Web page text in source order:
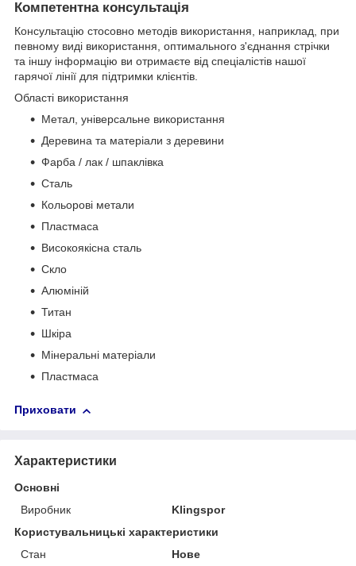
Компетентна консультація
Консультацію стосовно методів використання, наприклад, при
певному виді використання, оптимального з'єднання стрічки
та іншу інформацію ви отримаєте від спеціалістів нашої
гарячої лінії для підтримки клієнтів.
Області використання
Метал, універсальне використання
Деревина та матеріали з деревини
Фарба / лак / шпаклівка
Сталь
Кольорові метали
Пластмаса
Високоякісна сталь
Скло
Алюміній
Титан
Шкіра
Мінеральні матеріали
Пластмаса
Приховати
Характеристики
Основні
Виробник
Klingspor
Користувальницькі характеристики
Стан
Нове